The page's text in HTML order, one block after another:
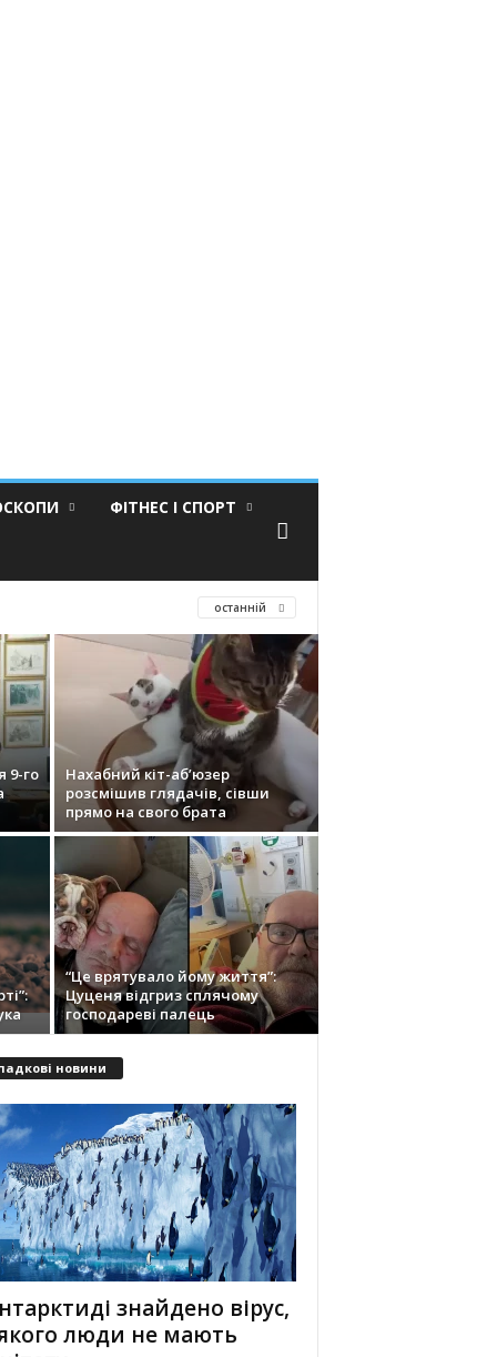
ФІТНЕС І СПОРТ
останній
9-го
Нахабний кіт-аб’юзер
розсмішив глядачів, сівши
прямо на свого брата
“Це врятувало йому життя”:
Цуценя відгриз сплячому
господареві палець
новини
знайдено вірус,
люди не мають